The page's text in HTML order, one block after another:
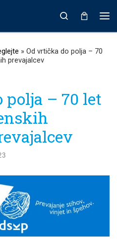
Search
» Od vrtička do polja – 70
prevajalcev
polja – 70 let